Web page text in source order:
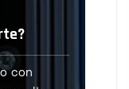
con